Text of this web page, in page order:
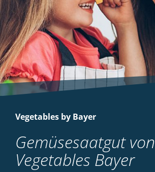
Vegetables by Bayer
Gemüsesaatgut von
Vegetables Bayer